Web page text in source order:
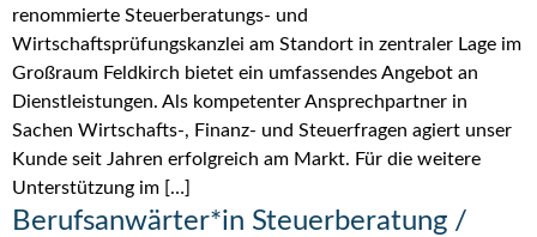
renommierte Steuerberatungs- und
Wirtschaftsprüfungskanzlei am Standort in zentraler Lage im
Großraum Feldkirch bietet ein umfassendes Angebot an
Dienstleistungen. Als kompetenter Ansprechpartner in
Sachen Wirtschafts-, Finanz- und Steuerfragen agiert unser
Kunde seit Jahren erfolgreich am Markt. Für die weitere
Unterstützung im […]
Berufsanwärter*in Steuerberatung /